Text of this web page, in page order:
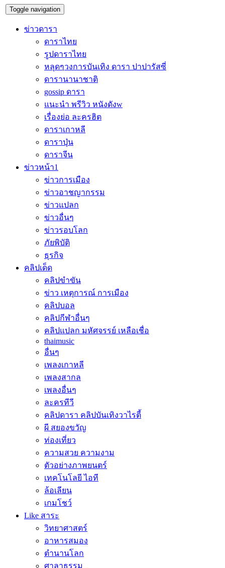
Toggle navigation
ข่าวดารา
ดาราไทย
รูปดาราไทย
หลุดๆวงการบันเทิง ดารา ปาปารัสซี่
ดารานานาชาติ
gossip ดารา
แนะนำ พรีวิว หนังดังw
เรื่องย่อ ละครฮิต
ดาราเกาหลี
ดาราปุ่น
ดาราจีน
ข่าวหน้า1
ข่าวการเมือง
ข่าวอาชญากรรม
ข่าวแปลก
ข่าวอื่นๆ
ข่าวรอบโลก
ภัยพิบัติ
ธุรกิจ
คลิปเด็ด
คลิปขำขัน
ข่าว เหตุการณ์ การเมือง
คลิปบอล
คลิปกีฬาอื่นๆ
คลิปแปลก มหัศจรรย์ เหลือเชื่อ
thaimusic
อื่นๆ
เพลงเกาหลี
เพลงสากล
เพลงอื่นๆ
ละครทีวี
คลิปดารา คลิปบันเทิงวาไรตี้
ผี สยองขวัญ
ท่องเที่ยว
ความสวย ความงาม
ตัวอย่างภาพยนตร์
เทคโนโลยี ไอที
ล้อเลียน
เกมโชว์
Like สาระ
วิทยาศาสตร์
อาหารสมอง
ตำนานโลก
ศาลาธรรม